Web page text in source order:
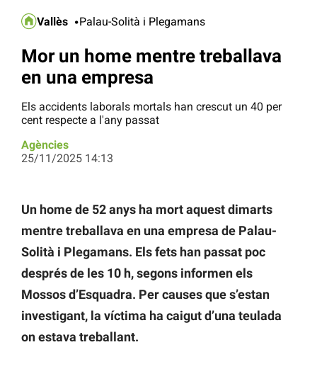
Vallès Palau-Solità i Plegamans
Mor un home mentre treballava
en una empresa
Els accidents laborals mortals han crescut un 40 per
cent respecte a l'any passat
Agències
25/11/2025 14:13
Un home de 52 anys ha mort aquest dimarts
mentre treballava en una empresa de Palau-
Solità i Plegamans. Els fets han passat poc
després de les 10 h, segons informen els
Mossos d’Esquadra. Per causes que s’estan
investigant, la víctima ha caigut d’una teulada
on estava treballant.